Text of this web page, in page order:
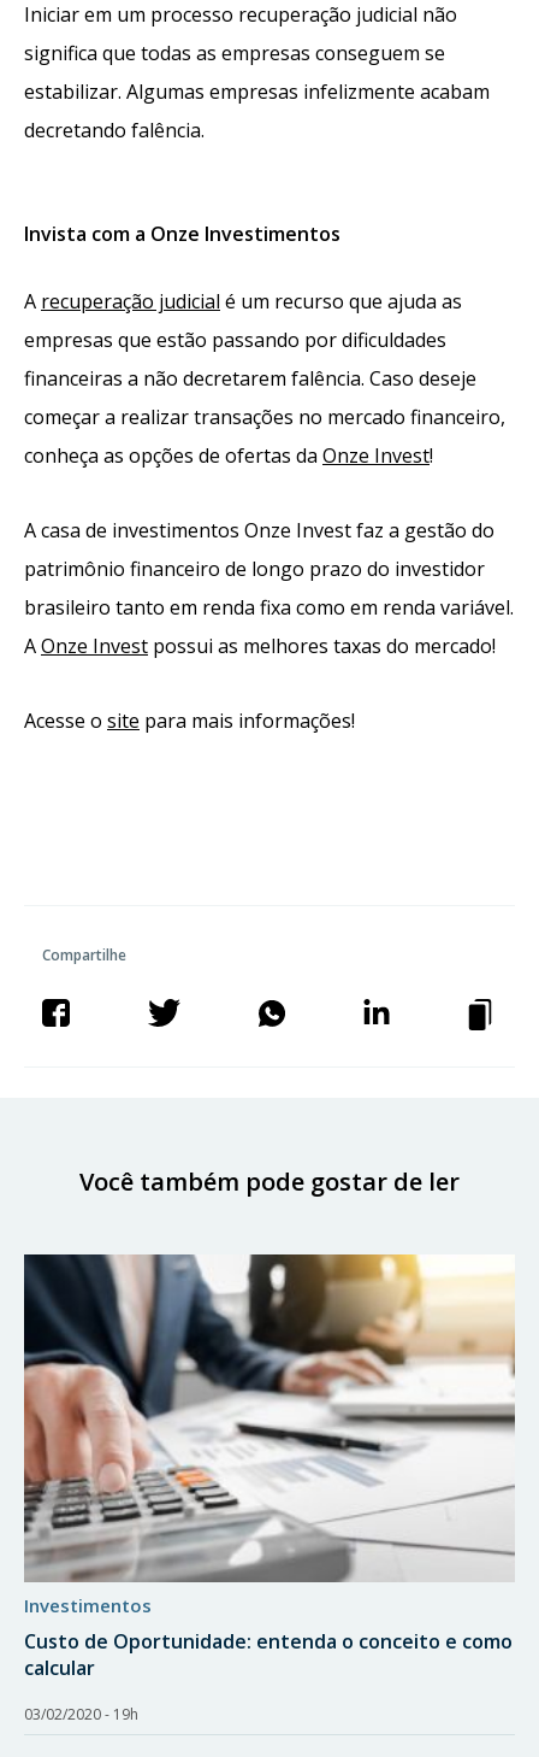
Compartilhe
Iniciar em um processo recuperação judicial não
significa que todas as empresas conseguem se
estabilizar. Algumas empresas infelizmente acabam
decretando falência.
Invista com a Onze Investimentos
A recuperação judicial é um recurso que ajuda as
empresas que estão passando por dificuldades
financeiras a não decretarem falência. Caso deseje
começar a realizar transações no mercado financeiro,
conheça as opções de ofertas da Onze Invest!
A casa de investimentos Onze Invest faz a gestão do
patrimônio financeiro de longo prazo do investidor
brasileiro tanto em renda fixa como em renda variável.
AOnze Invest possui as melhores taxas do mercado!
Acesse o site para mais informações!
Você também pode gostar de ler
investimentos
Custo de Oportunidade: entenda o conceito e como
calcular
03/02/2020 - 19h